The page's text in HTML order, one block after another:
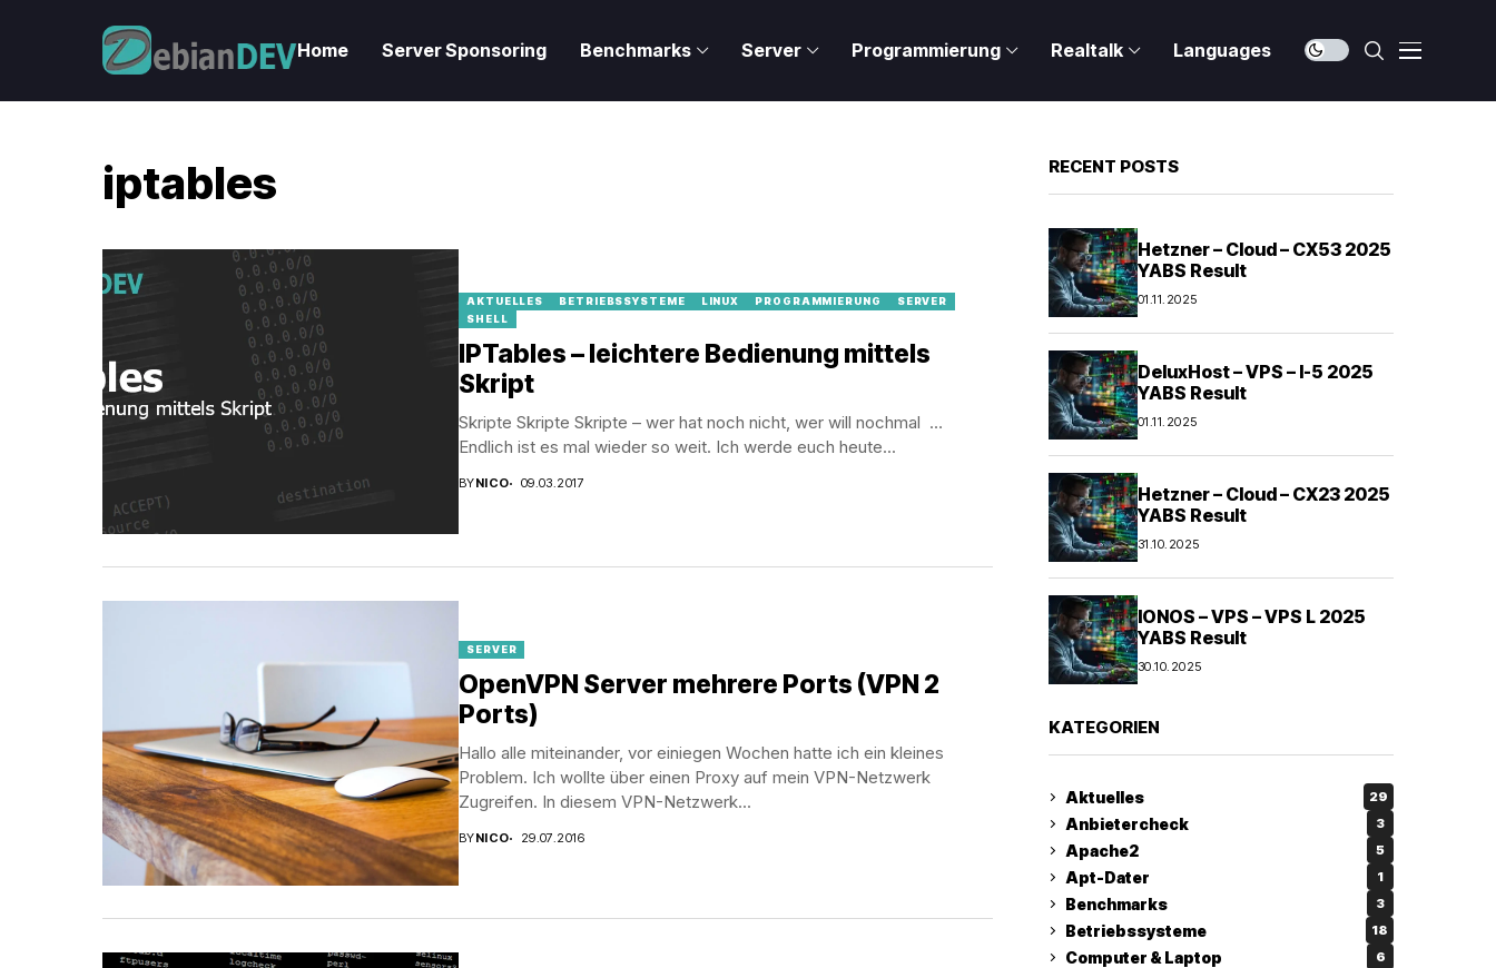
Home Server Sponsoring Benchmarks Server Programmierung Realtalk Languages
iptables
AKTUELLES BETRIEBSSYSTEME LINUX PROGRAMMIERUNG
SERVER
SHELL
IPTables – leichtere Bedienung mittels
Skript
Skripte Skripte Skripte – wer hat noch nicht, wer will nochmal …
Endlich ist es mal wieder so weit. Ich werde euch heute...
BYNICO 09.03.2017
SERVER
OpenVPN Server mehrere Ports (VPN 2
Ports)
Hallo alle miteinander, vor einiegen Wochen hatte ich ein kleines
Problem. Ich wollte über einen Proxy auf mein VPN-Netzwerk
Zugreifen. In diesem VPN-Netzwerk...
BYNICO 29.07.2016
RECENT POSTS
Hetzner – Cloud – CX53 2025
YABS Result
01.11.2025
DeluxHost – VPS – I-5 2025
YABS Result
01.11.2025
Hetzner – Cloud – CX23 2025
YABS Result
31.10.2025
IONOS – VPS – VPS L 2025
YABS Result
30.10.2025
KATEGORIEN
Aktuelles 29
Anbietercheck 3
Apache2 5
Apt-Dater 1
Benchmarks 3
Betriebssysteme 18
Computer & Laptop 6